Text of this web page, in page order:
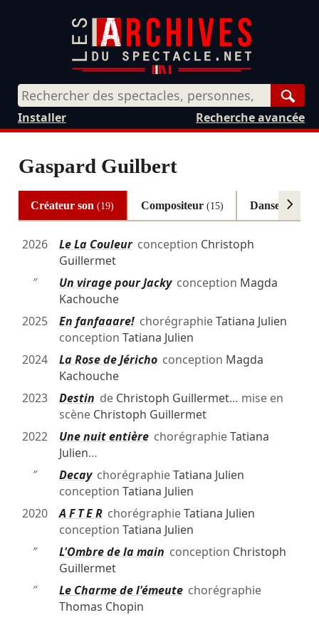
Recherche avancée
Installer
Gaspard Guilbert
Créateur son(19) Compositeur (15) Danseur
2026 Le La Couleurconception Christoph
Guillermet
″
Un virage pour Jackyconception Magda
Kachouche
2025
En fanfaaare!chorégraphieTatiana Julien
conception Tatiana Julien
2024
La Rose de Jérichoconception Magda
Kachouche
2023
Destin de Christoph Guillermet… mise en
scène Christoph Guillermet
2022
Une nuit entièrechorégraphieTatiana
Julien…
″
DecaychorégraphieTatiana Julien
conception Tatiana Julien
2020
A F T E RchorégraphieTatiana Julien
conception Tatiana Julien
″
L'Ombre de la main conception Christoph
Guillermet
″
Le Charme de l'émeutechorégraphie
Thomas Chopin